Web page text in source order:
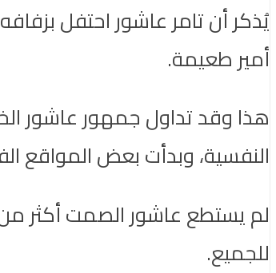
يُذكر أن تامر عاشور احتفل
أمير طعيمة.
هذا وقد تداول جمهور عاشور
النفسية، وبدأت بعض المواقع
للجميع.